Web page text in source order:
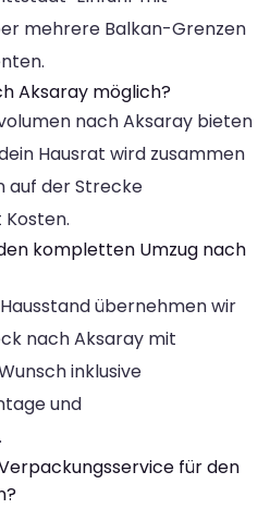
mehrere Balkan-Grenzen
Aksaray möglich?
nach Aksaray bieten
Hausrat wird zusammen
auf der Strecke
kompletten Umzug nach
übernehmen wir
nach Aksaray mit
inklusive
und
für den